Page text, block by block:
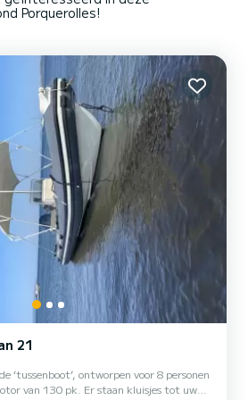
Porquerolles!
21
‘tussenboot’, ontworpen voor 8 personen
van 130 pk. Er staan kluisjes tot uw